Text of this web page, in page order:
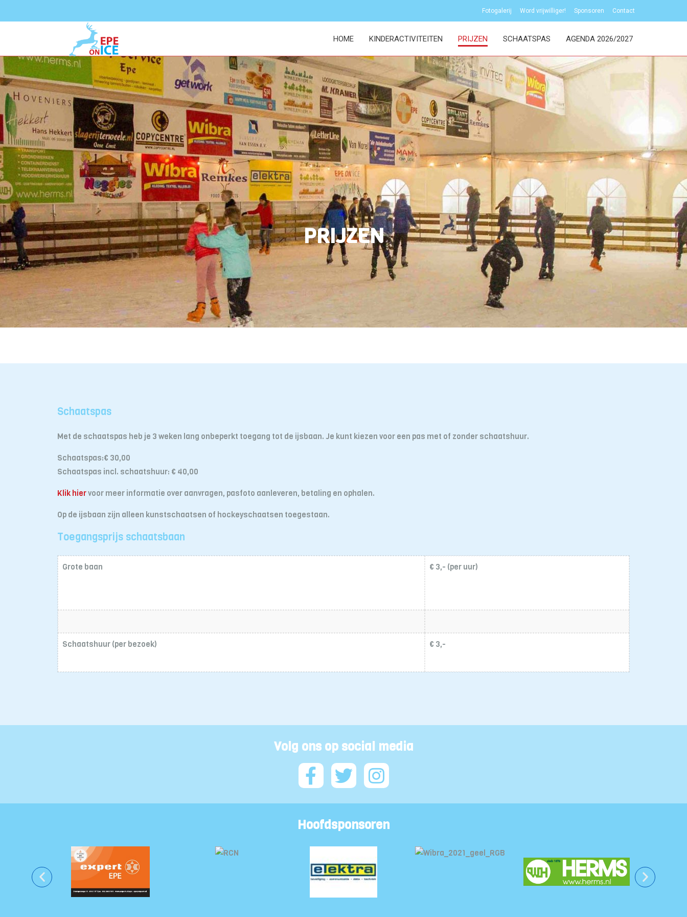
Fotogalerij Word vrijwilliger! Sponsoren Contact
HOME KINDERACTIVITEITEN PRIJZEN SCHAATSPAS AGENDA 2026/2027
PRIJZEN
Schaatspas
Met de schaatspas heb je 3 weken lang onbeperkt toegang tot de ijsbaan. Je kunt kiezen voor een pas met of zonder schaatshuur.
Schaatspas:€ 30,00
Schaatspas incl. schaatshuur: € 40,00
Klik hiervoor meer informatie over aanvragen, pasfoto aanleveren, betaling en ophalen.
Op de ijsbaan zijn alleen kunstschaatsen of hockeyschaatsen toegestaan.
Toegangsprijs schaatsbaan
Grote baan € 3,- (per uur)
Schaatshuur (per bezoek) € 3,-
Volg ons op social media
Hoofdsponsoren